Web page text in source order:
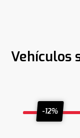
Vehículos
-12%